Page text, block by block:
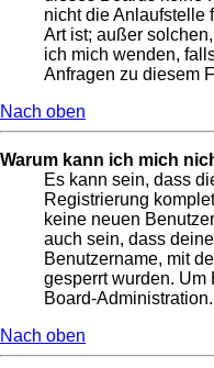
nicht die Anlaufstelle
Art ist; außer
ich mich wenden,
Anfragen zu diesem
Nach oben
Warum kann ich mich
Es kann sein, dass
Registrierung
keine neuen
auch sein, dass
Benutzername, mit
gesperrt wurden.
Board-Administration.
Nach oben